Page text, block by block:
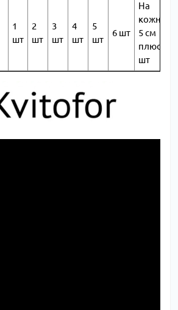
1
шт
2
шт
3
шт
4
шт
5
шт
6 шт
На
кожні
5 см
плюс 1
шт